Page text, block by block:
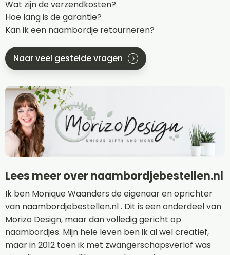
Wat zijn de verzendkosten?
Hoe lang is de garantie?
Kan ik een naambordje retourneren?
Naar veel gestelde vragen
Lees meer over naambordjebestellen.nl
Ik ben Monique Waanders de eigenaar en oprichter
van naambordjebestellen.nl . Dit is een onderdeel van
Morizo Design, maar dan volledig gericht op
naambordjes. Mijn hele leven ben ik al wel creatief,
maar in 2012 toen ik met zwangerschapsverlof was